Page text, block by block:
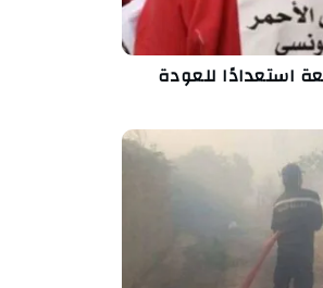
استعدادًا للعودة